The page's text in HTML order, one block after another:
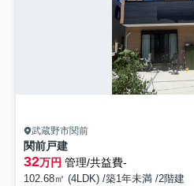
武蔵野市関前
関前戸建
32万円 管理/共益費-
102.68㎡ (4LDK) /築1年未満 /2階建